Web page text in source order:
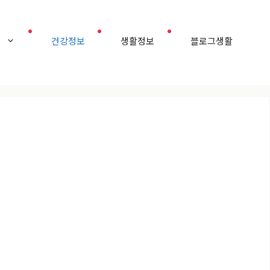
건강정보 생활정보 블로그생활